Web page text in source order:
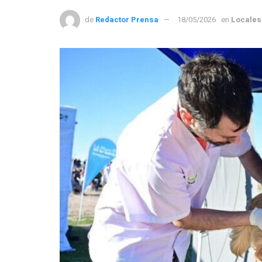
de Redactor Prensa 18/05/2026 en Locales